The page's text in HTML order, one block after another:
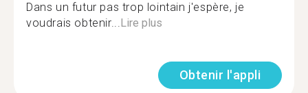
Dans un futur pas trop lointain j'espère, je
voudrais obtenir...Lire plus
Obtenir l'appli